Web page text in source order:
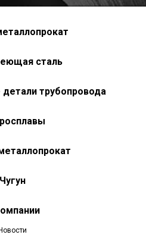
сталь
трубопровода
Чугун